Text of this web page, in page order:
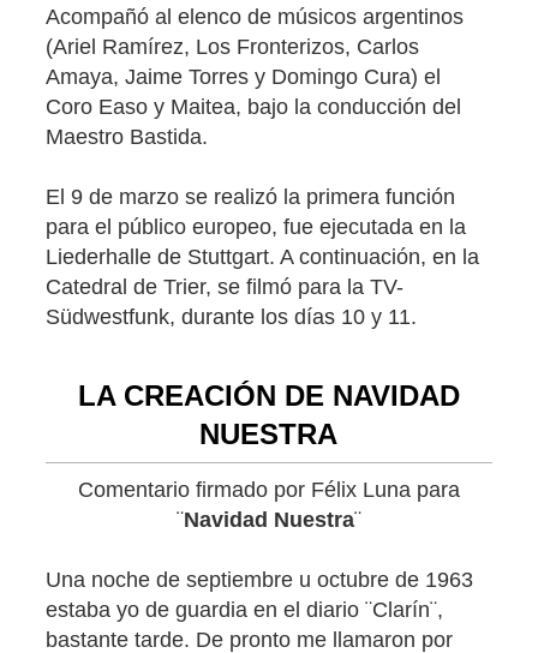
Acompañó al elenco de músicos argentinos
(Ariel Ramírez, Los Fronterizos, Carlos
Amaya, Jaime Torres y Domingo Cura) el
Coro Easo y Maitea, bajo la conducción del
Maestro Bastida.
El 9 de marzo se realizó la primera función
para el público europeo, fue ejecutada en la
Liederhalle de Stuttgart. A continuación, en la
Catedral de Trier, se filmó para la TV-
Südwestfunk, durante los días 10 y 11.
LA CREACIÓN DE NAVIDAD
NUESTRA
Comentario firmado por Félix Luna para
¨Navidad Nuestra¨
Una noche de septiembre u octubre de 1963
estaba yo de guardia en el diario ¨Clarín¨,
bastante tarde. De pronto me llamaron por